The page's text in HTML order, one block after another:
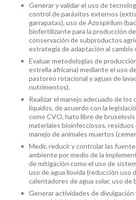
Generar y validar el uso de
control de parásitos externos
garrapatas), uso de Azospirilum
biofertilizante para la producción
conservación de subproductos
estrategia de adaptación al cambio
Evaluar metodologías de
estrella africana) mediante el uso
pastoreo rotacional y aguas de
nutrimentos).
Realizar el manejo adecuado de los
líquidos, de acuerdo con la
como CVO, hato libre de
materiales bioinfecciosos,
manejo de animales muertos
Medir, reducir y controlar las
ambiente por medio de la
de mitigación como el uso de
uso de agua llovida (reducción uso
calentadores de agua solar, uso
Generar actividades de divulgación